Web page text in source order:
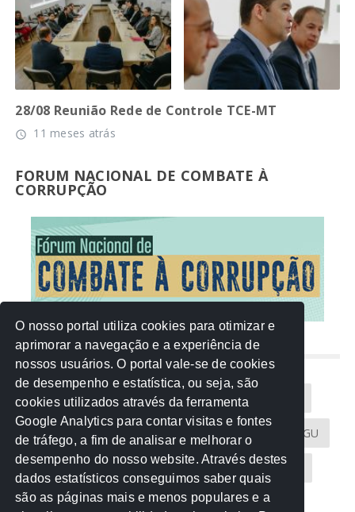
28/08 Reunião Rede de Controle TCE-MT
access_time 11 meses atrás
FORUM NACIONAL DE COMBATE À
CORRUPÇÃO
NUVEM DE TAGS
Acontece na Rede AGU AMM
Atricon Audicom CAU-MT CGU
CREA-MT Eventos MPC-MT MPE-MT
MPF Notícias PF PGE-MT PGR
O nosso portal utiliza cookies para otimizar e
aprimorar a navegação e a experiência de
nossos usuários. O portal vale-se de cookies
de desempenho e estatística, ou seja, são
cookies utilizados através da ferramenta
Google Analytics para contar visitas e fontes
de tráfego, a fim de analisar e melhorar o
desempenho do nosso website. Através destes
dados estatísticos conseguimos saber quais
são as páginas mais e menos populares e a